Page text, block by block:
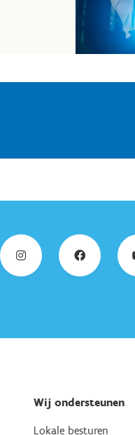
Wij ondersteunen
Lokale besturen